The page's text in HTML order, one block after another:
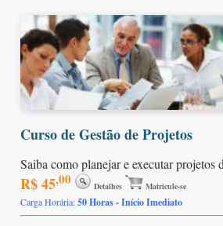
Curso de Gestão de Projetos
Saiba como planejar e executar projetos
R$ 45,00 Detalhes Matricule-se
Carga Horária:50 Horas - Início Imediato